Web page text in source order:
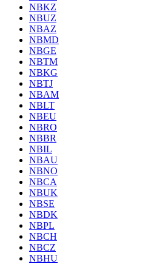
NBKZ
NBUZ
NBAZ
NBMD
NBGE
NBTM
NBKG
NBTJ
NBAM
NBLT
NBEU
NBRO
NBBR
NBIL
NBAU
NBNO
NBCA
NBUK
NBSE
NBDK
NBPL
NBCH
NBCZ
NBHU